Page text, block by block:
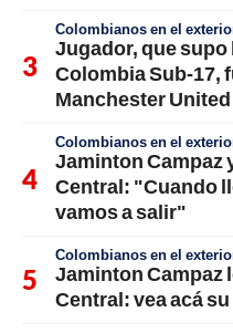
Colombianos en el
Jugador, que
Colombia Sub-17,
Manchester United
Colombianos en el
Jaminton Campaz
Central: "Cuando
vamos a salir"
Colombianos en el
Jaminton Campaz
Central: vea acá